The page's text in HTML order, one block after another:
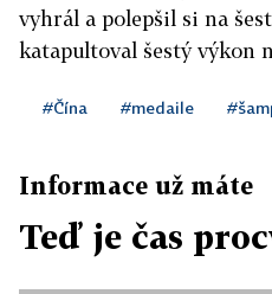
vyhrál a polepšil si na
katapultoval šestý výkon
#Čína #medaile
Informace už máte
Teď je čas